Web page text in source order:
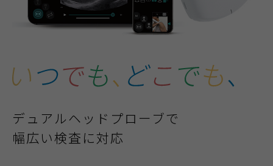
デュアルヘッドプローブで
幅広い検査に対応